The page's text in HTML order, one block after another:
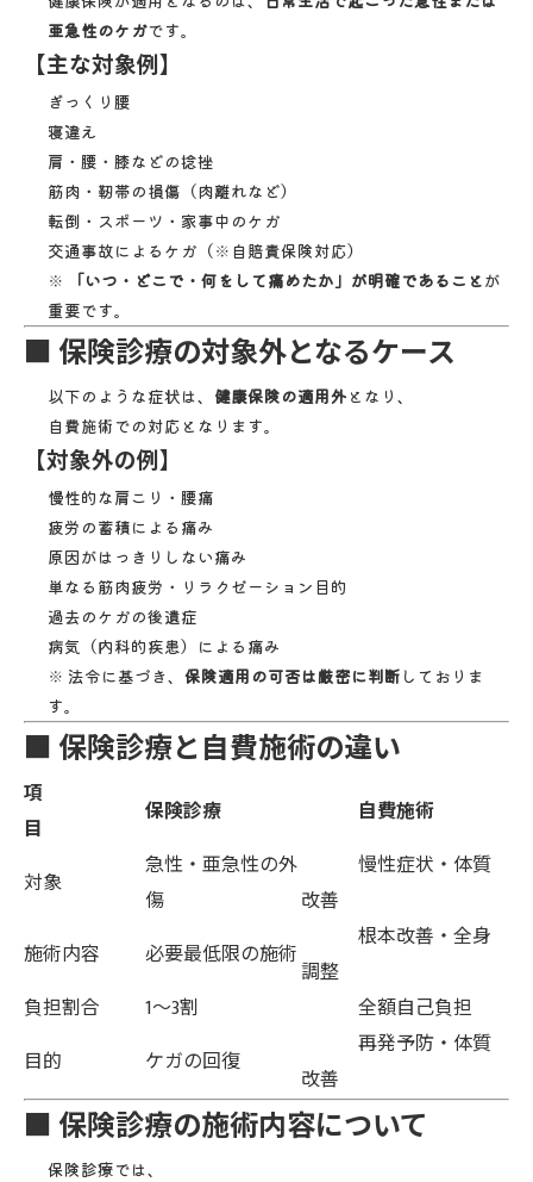
亜急性のケガです。
【主な対象例】
ぎっくり腰
寝違え
肩・腰・膝などの捻挫
筋肉・靭帯の損傷（肉離れなど）
転倒・スポーツ・家事中のケガ
交通事故によるケガ（※自賠責保険対応）
※
「いつ・どこで・何をして痛めたか」が明確であることが
重要です。
■ 保険診療の対象外となるケース
以下のような症状は、 健康保険の適用外 となり、
自費施術での対応となります。
【対象外の例】
慢性的な肩こり・腰痛
疲労の蓄積による痛み
原因がはっきりしない痛み
単なる筋肉疲労・リラクゼーション目的
過去のケガの後遺症
病気（内科的疾患）による痛み
※ 法令に基づき、 保険適用の可否は厳密に判断 しておりま
す。
■ 保険診療と自費施術の違い
項
目
保険診療 自費施術
対象
急性・亜急性の外
傷
慢性症状・体質
改善
施術内容
必要最低限の施術
根本改善・全身
調整
負担割合
1～3割
全額自己負担
目的
ケガの回復
再発予防・体質
改善
■ 保険診療の施術内容について
保険診療では、